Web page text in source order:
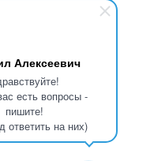
Алексеевич
есть вопросы -
пишите!
ответить на них)
6, п. 1